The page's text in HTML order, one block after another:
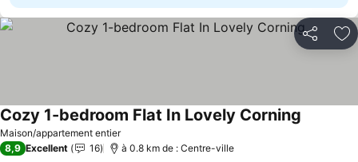
Partager
Maison/appartement entier
Cozy 1-bedroom Flat In Lovely Corning
8,9 Excellent 16 à 0.8 km de : Centre-ville